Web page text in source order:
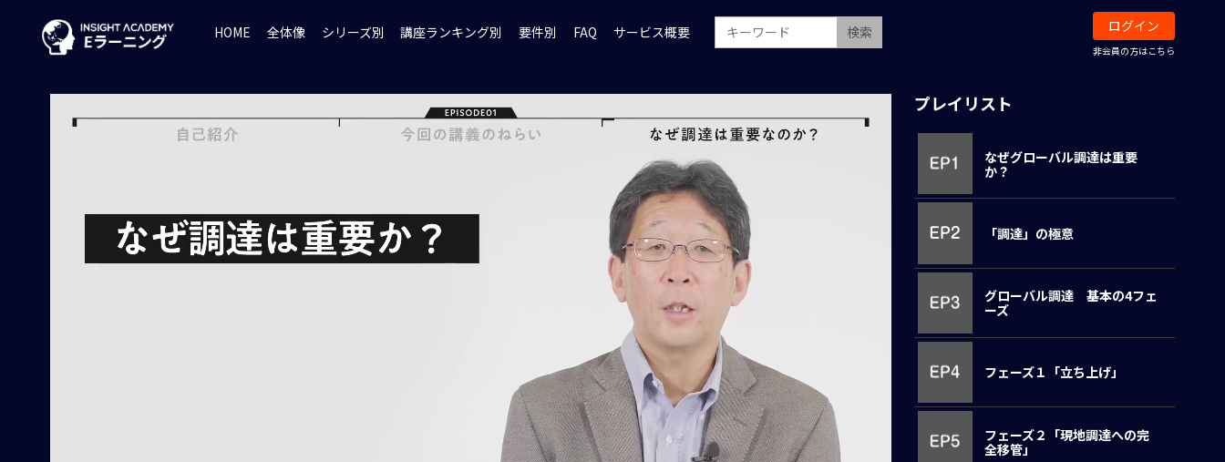
HOME 全体像 シリーズ別 講座ランキング別 要件別 FAQ サービス概要 検索 ログイン
非会員の方はこちら
プレイリスト
なぜグローバル調達は重要
か？
「調達」の極意
グローバル調達 基本の4フェ
ーズ
フェーズ１「立ち上げ」
フェーズ２「現地調達への完
全移管」